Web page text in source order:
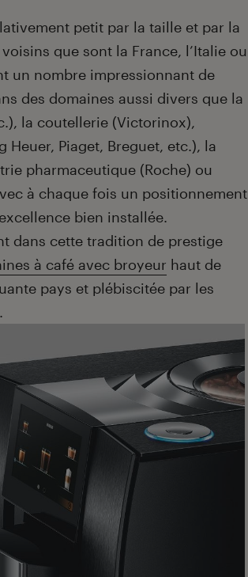
petit par la taille et par la
que sont la France, l’Italie ou
un nombre impressionnant de
des domaines aussi divers que la
la coutellerie (Victorinox),
Heuer, Piaget, Breguet, etc.), la
pharmaceutique (Roche) ou
à chaque fois un positionnement
bien installée.
dans cette tradition de prestige
à café avec broyeur haut de
pays et plébiscitée par les